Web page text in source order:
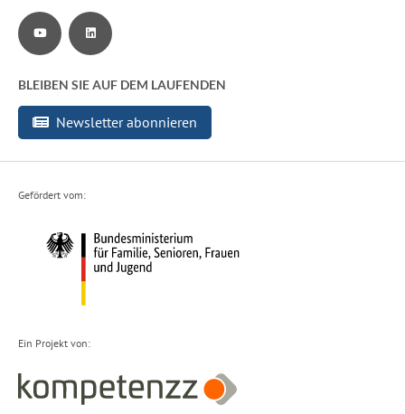
Zu unserem YouTube-Channel
Zu unserer LinkedIn-Seite
BLEIBEN SIE AUF DEM LAUFENDEN
Newsletter abonnieren
Gefördert vom:
Ein Projekt von: